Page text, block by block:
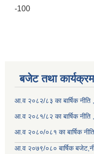
-100
बजेट तथा कार्यक्रम
आ.व २०८२/८३ का बार्षिक नीति
आ.व २०८१/८२ का बार्षिक नीति
आ.व २०८०/०८१ का बार्षिक
आ.व २०७९/०८० बार्षिक